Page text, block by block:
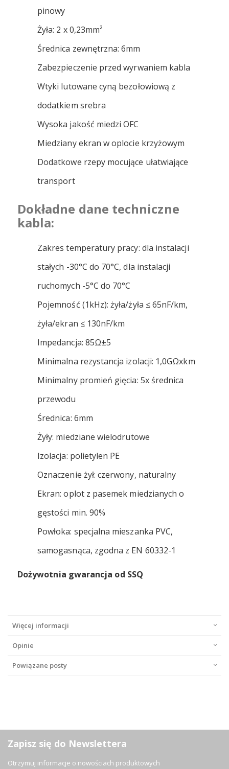
pinowy
Żyła: 2 x 0,23mm²
Średnica zewnętrzna: 6mm
Zabezpieczenie przed wyrwaniem kabla
Wtyki lutowane cyną bezołowiową z
dodatkiem srebra
Wysoka jakość miedzi OFC
Miedziany ekran w oplocie krzyżowym
Dodatkowe rzepy mocujące ułatwiające
transport
Dokładne dane techniczne
kabla:
Zakres temperatury pracy: dla instalacji
stałych -30°C do 70°C, dla instalacji
ruchomych -5°C do 70°C
Pojemność (1kHz): żyła/żyła ≤ 65nF/km,
żyła/ekran ≤ 130nF/km
Impedancja: 85Ω±5
Minimalna rezystancja izolacji: 1,0GΩxkm
Minimalny promień gięcia: 5x średnica
przewodu
Średnica: 6mm
Żyły: miedziane wielodrutowe
Izolacja: polietylen PE
Oznaczenie żył: czerwony, naturalny
Ekran: oplot z pasemek miedzianych o
gęstości min. 90%
Powłoka: specjalna mieszanka PVC,
samogasnąca, zgodna z EN 60332-1
Dożywotnia gwarancja od SSQ
Więcej informacji
Opinie
Powiązane posty
Zapisz się do Newslettera
Otrzymuj informacje o nowościach produktowych